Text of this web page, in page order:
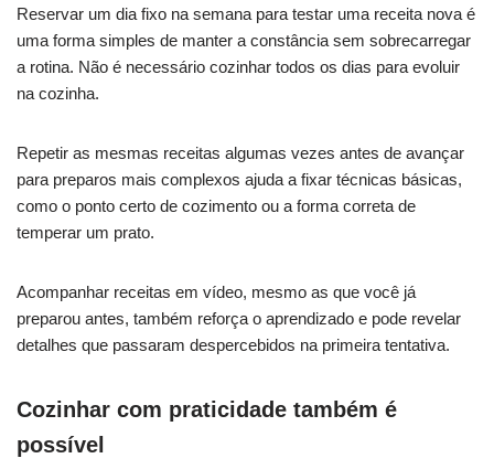
Reservar um dia fixo na semana para testar uma receita nova é
uma forma simples de manter a constância sem sobrecarregar
a rotina. Não é necessário cozinhar todos os dias para evoluir
na cozinha.
Repetir as mesmas receitas algumas vezes antes de avançar
para preparos mais complexos ajuda a fixar técnicas básicas,
como o ponto certo de cozimento ou a forma correta de
temperar um prato.
Acompanhar receitas em vídeo, mesmo as que você já
preparou antes, também reforça o aprendizado e pode revelar
detalhes que passaram despercebidos na primeira tentativa.
Cozinhar com praticidade também é
possível